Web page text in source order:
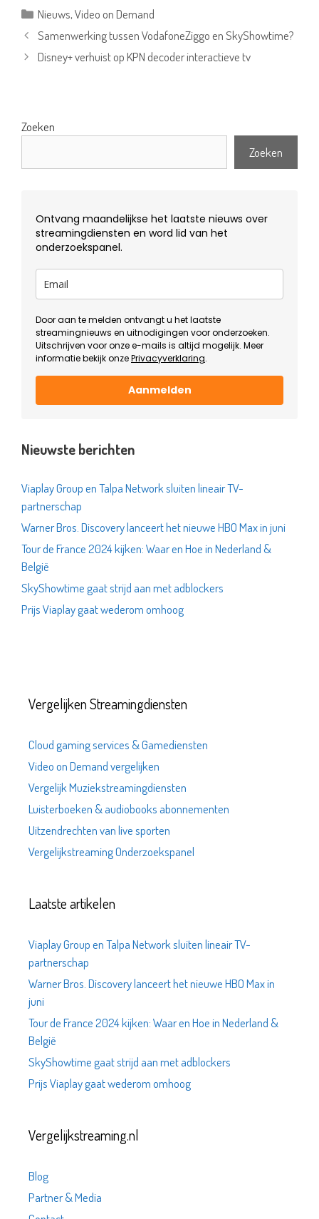
Categorieën
Nieuws,Video on Demand
Samenwerking tussen VodafoneZiggo en SkyShowtime?
Disney+ verhuist op KPN decoder interactieve tv
Zoeken
Zoeken
Ontvang maandelijkse het laatste nieuws over
streamingdiensten en word lid van het
onderzoekspanel.
Door aan te melden ontvangt u het laatste
streamingnieuws en uitnodigingen voor onderzoeken.
Uitschrijven voor onze e-mails is altijd mogelijk. Meer
informatie bekijk onzePrivacyverklaring.
Aanmelden
Nieuwste berichten
Viaplay Group en Talpa Network sluiten lineair TV-
partnerschap
Warner Bros. Discovery lanceert het nieuwe HBO Max in juni
Tour de France 2024 kijken: Waar en Hoe in Nederland &
België
SkyShowtime gaat strijd aan met adblockers
Prijs Viaplay gaat wederom omhoog
Vergelijken Streamingdiensten
Cloud gaming services & Gamediensten
Video on Demand vergelijken
Vergelijk Muziekstreamingdiensten
Luisterboeken & audiobooks abonnementen
Uitzendrechten van live sporten
Vergelijkstreaming Onderzoekspanel
Laatste artikelen
Viaplay Group en Talpa Network sluiten lineair TV-
partnerschap
Warner Bros. Discovery lanceert het nieuwe HBO Max in
juni
Tour de France 2024 kijken: Waar en Hoe in Nederland &
België
SkyShowtime gaat strijd aan met adblockers
Prijs Viaplay gaat wederom omhoog
Vergelijkstreaming.nl
Blog
Partner & Media